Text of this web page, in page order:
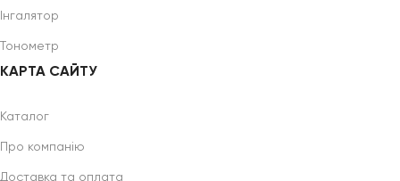
Інгалятор
Тонометр
КАРТА САЙТУ
Каталог
Про компанію
Доставка та оплата